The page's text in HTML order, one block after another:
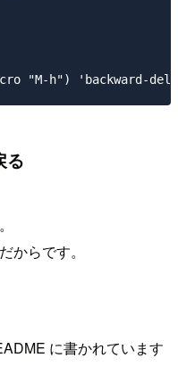
る
からです。
に書かれています